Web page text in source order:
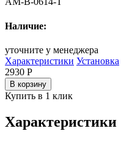
Наличие:
уточните у менеджера
Характеристики Установка
2930 Р
В корзину
Купить в 1 клик
Характеристики